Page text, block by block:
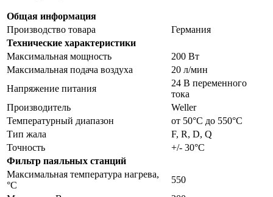
Общая информация
Производство товара
Германия
Технические характеристики
Максимальная мощность
200 Вт
Максимальная подача воздуха
20 л/мин
Напряжение питания
24 В переменного
тока
Производитель
Weller
Температурный диапазон
от 50°C до 550°C
Тип жала
F, R, D, Q
Точность
+/- 30°C
Фильтр паяльных станций
Максимальная температура нагрева,
°C
550